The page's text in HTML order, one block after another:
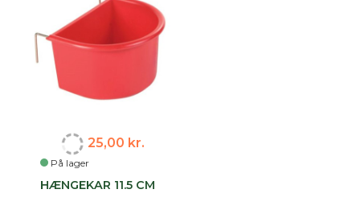
På lager
25,00 kr.
HÆNGEKAR 11.5 CM